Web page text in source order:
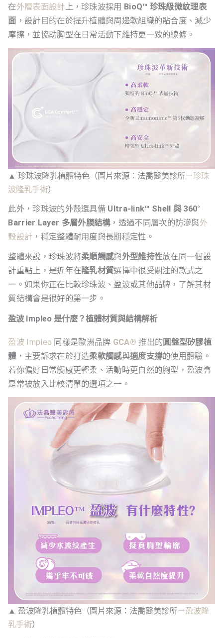
在外層表面設計 上，珍珠波採用 BioQ™ 珍珠級微紋理表
面 ，設計目的在於提升植體與周邊軟組織的貼合度、減少
摩擦，並協助胸型在日常活動下維持更一致的線條。
▲ 珍珠波隆乳植體特色（圖片來源：法喬醫美診所－珍珠
波隆乳手術）
此外，珍珠波的外殼還具備 Ultra-link™ Shell 與 360°
Barrier Layer 多層外膜結構，透過不同層次的防滲與外
殼設計 ，穩定整體耐用度與長期穩定性。
整體來說，珍珠波將柔順觸感與外型維持性放在同一個設
計重點上，是近年在隆乳材質選擇中很受關注的款式之
一。如果你正在比較珍珠波、盈波或其他品牌，了解其材
質結構會是很好的第一步。
盈波 Impleo 是什麼？植體材質與結構解析
盈波 Impleo 同樣是歐洲品牌 GCA® 推出的圓盤型矽膠植
體，主要訴求在於打造柔軟觸感與適度支撐的使用體驗。
若你偏好日常觸感更輕柔、活動時更自然的胸型，盈波會
是常被放入比較清單的選項之一。
▲ 盈波隆乳植體特色（圖片來源：法喬醫美診所－盈波隆
乳手術）